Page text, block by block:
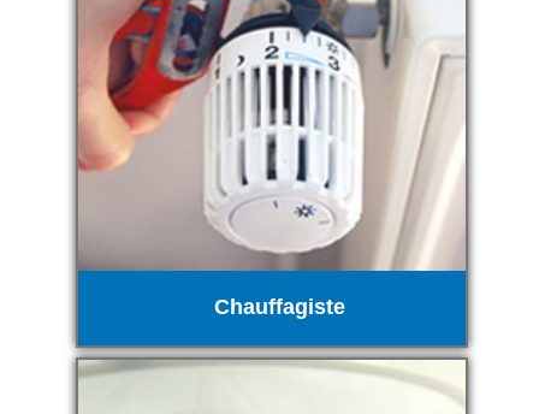
Chauffagiste